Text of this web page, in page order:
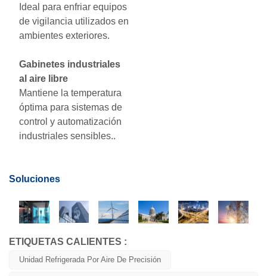
Ideal para enfriar equipos
de vigilancia utilizados en
ambientes exteriores.
Gabinetes industriales
al aire libre
Mantiene la temperatura
óptima para sistemas de
control y automatización
industriales sensibles..
Soluciones
ETIQUETAS CALIENTES :
Unidad Refrigerada Por Aire De Precisión